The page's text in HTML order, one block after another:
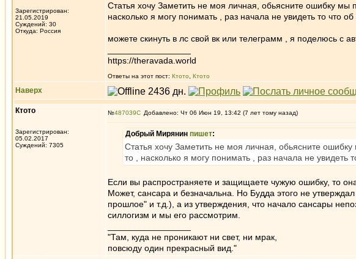
Зарегистрирован:
21.05.2019
Суждений: 30
Откуда: Россия
Статья хочу Заметить не моя личная, обьясните ошибку мы
насколько я могу понимать , раз начала не увидеть то что
можете скинуть в лс свой вк или телеграмм , я поделюсь с
https://theravada.world
Ответы на этот пост: Ктото Ктото
Наверх
Ктото
Зарегистрирован:
05.02.2017
Суждений: 7305
№487039 Добавлено: Чт 06 Июн 19, 13:42 (7 лет тому назад)
Добрый Мирянин пишет:
Статья хочу Заметить не моя личная, обьясните
то , насколько я могу понимать , раз начала не увидеть
Если вы распространяете и защищаете чужую ошибку, то
Может, сансара и безначальна. Но Будда этого не
прошлое" и т.д.), а из утверждения, что начало сансары
силлогизм и мы его рассмотрим.
"Там, куда не проникают ни свет, ни мрак,
повсюду один прекрасный вид."